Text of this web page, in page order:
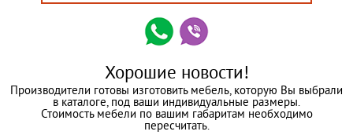
Хорошие новости!
Производители готовы изготовить мебель, которую Вы выбрали
в каталоге, под ваши индивидуальные размеры.
Стоимость мебели по вашим габаритам необходимо
пересчитать.